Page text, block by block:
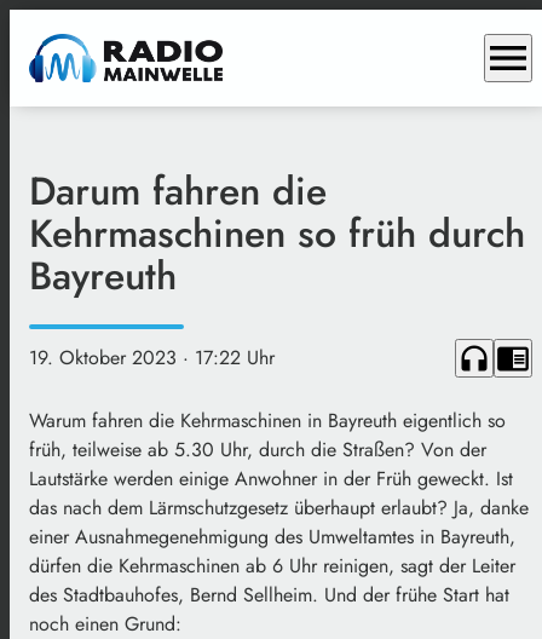
menu
Darum fahren die
Kehrmaschinen so früh durch
Bayreuth
19. Oktober 2023 · 17:22 Uhr headphones chrome_reader_mode
Warum fahren die Kehrmaschinen in Bayreuth eigentlich so
früh, teilweise ab 5.30 Uhr, durch die Straßen? Von der
Lautstärke werden einige Anwohner in der Früh geweckt. Ist
das nach dem Lärmschutzgesetz überhaupt erlaubt? Ja, danke
einer Ausnahmegenehmigung des Umweltamtes in Bayreuth,
dürfen die Kehrmaschinen ab 6 Uhr reinigen, sagt der Leiter
des Stadtbauhofes, Bernd Sellheim. Und der frühe Start hat
noch einen Grund: